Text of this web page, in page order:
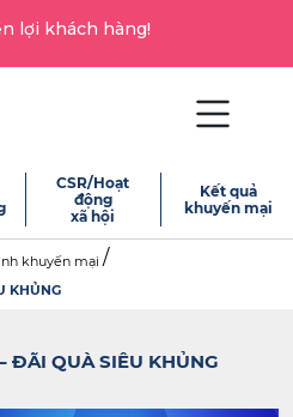
lợi khách hàng!
CSR/Hoạt
động
xã hội
Kết quả
khuyến mại
khuyến mại
KHỦNG
ĐÃI QUÀ SIÊU KHỦNG